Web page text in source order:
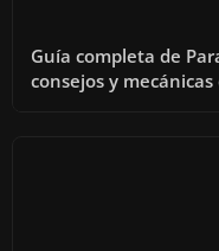
Guía completa de
consejos y